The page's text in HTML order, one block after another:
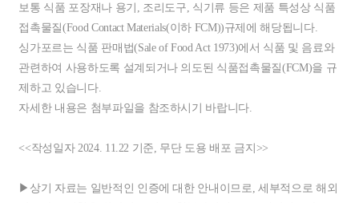
프데스크
보통 식품 포장재나 용기, 조리도구, 식기류 등은 제품 특성상 식품
접촉물질(Food Contact Materials(이하 FCM))규제에 해당됩니다.
싱가포르는 식품 판매법(Sale of Food Act 1973)에서 식품 및 음료와
관련하여 사용하도록 설계되거나 의도된 식품접촉물질(FCM)을 규
제하고 있습니다.
자세한 내용은 첨부파일을 참조하시기 바랍니다.
<<작성일자 2024. 11.22 기준, 무단 도용 배포 금지>>
▶상기 자료는 일반적인 인증에 대한 안내이므로, 세부적으로 해외